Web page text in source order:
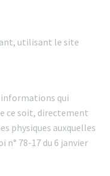
utilisant le site
informations qui
ce soit, directement
physiques auxquelles
n° 78-17 du 6 janvier